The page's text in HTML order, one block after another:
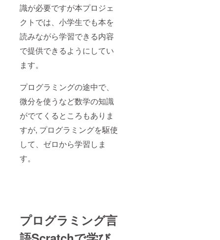
識が必要ですが本プロジェ
クトでは、小学生でも本を
読みながら学習できる内容
で提供できるようにしてい
ます。
プログラミングの途中で、
微分を使うなど数学の知識
がでてくるところもありま
すが, プログラミングを駆使
して、ゼロから学習しま
す。
プログラミング言